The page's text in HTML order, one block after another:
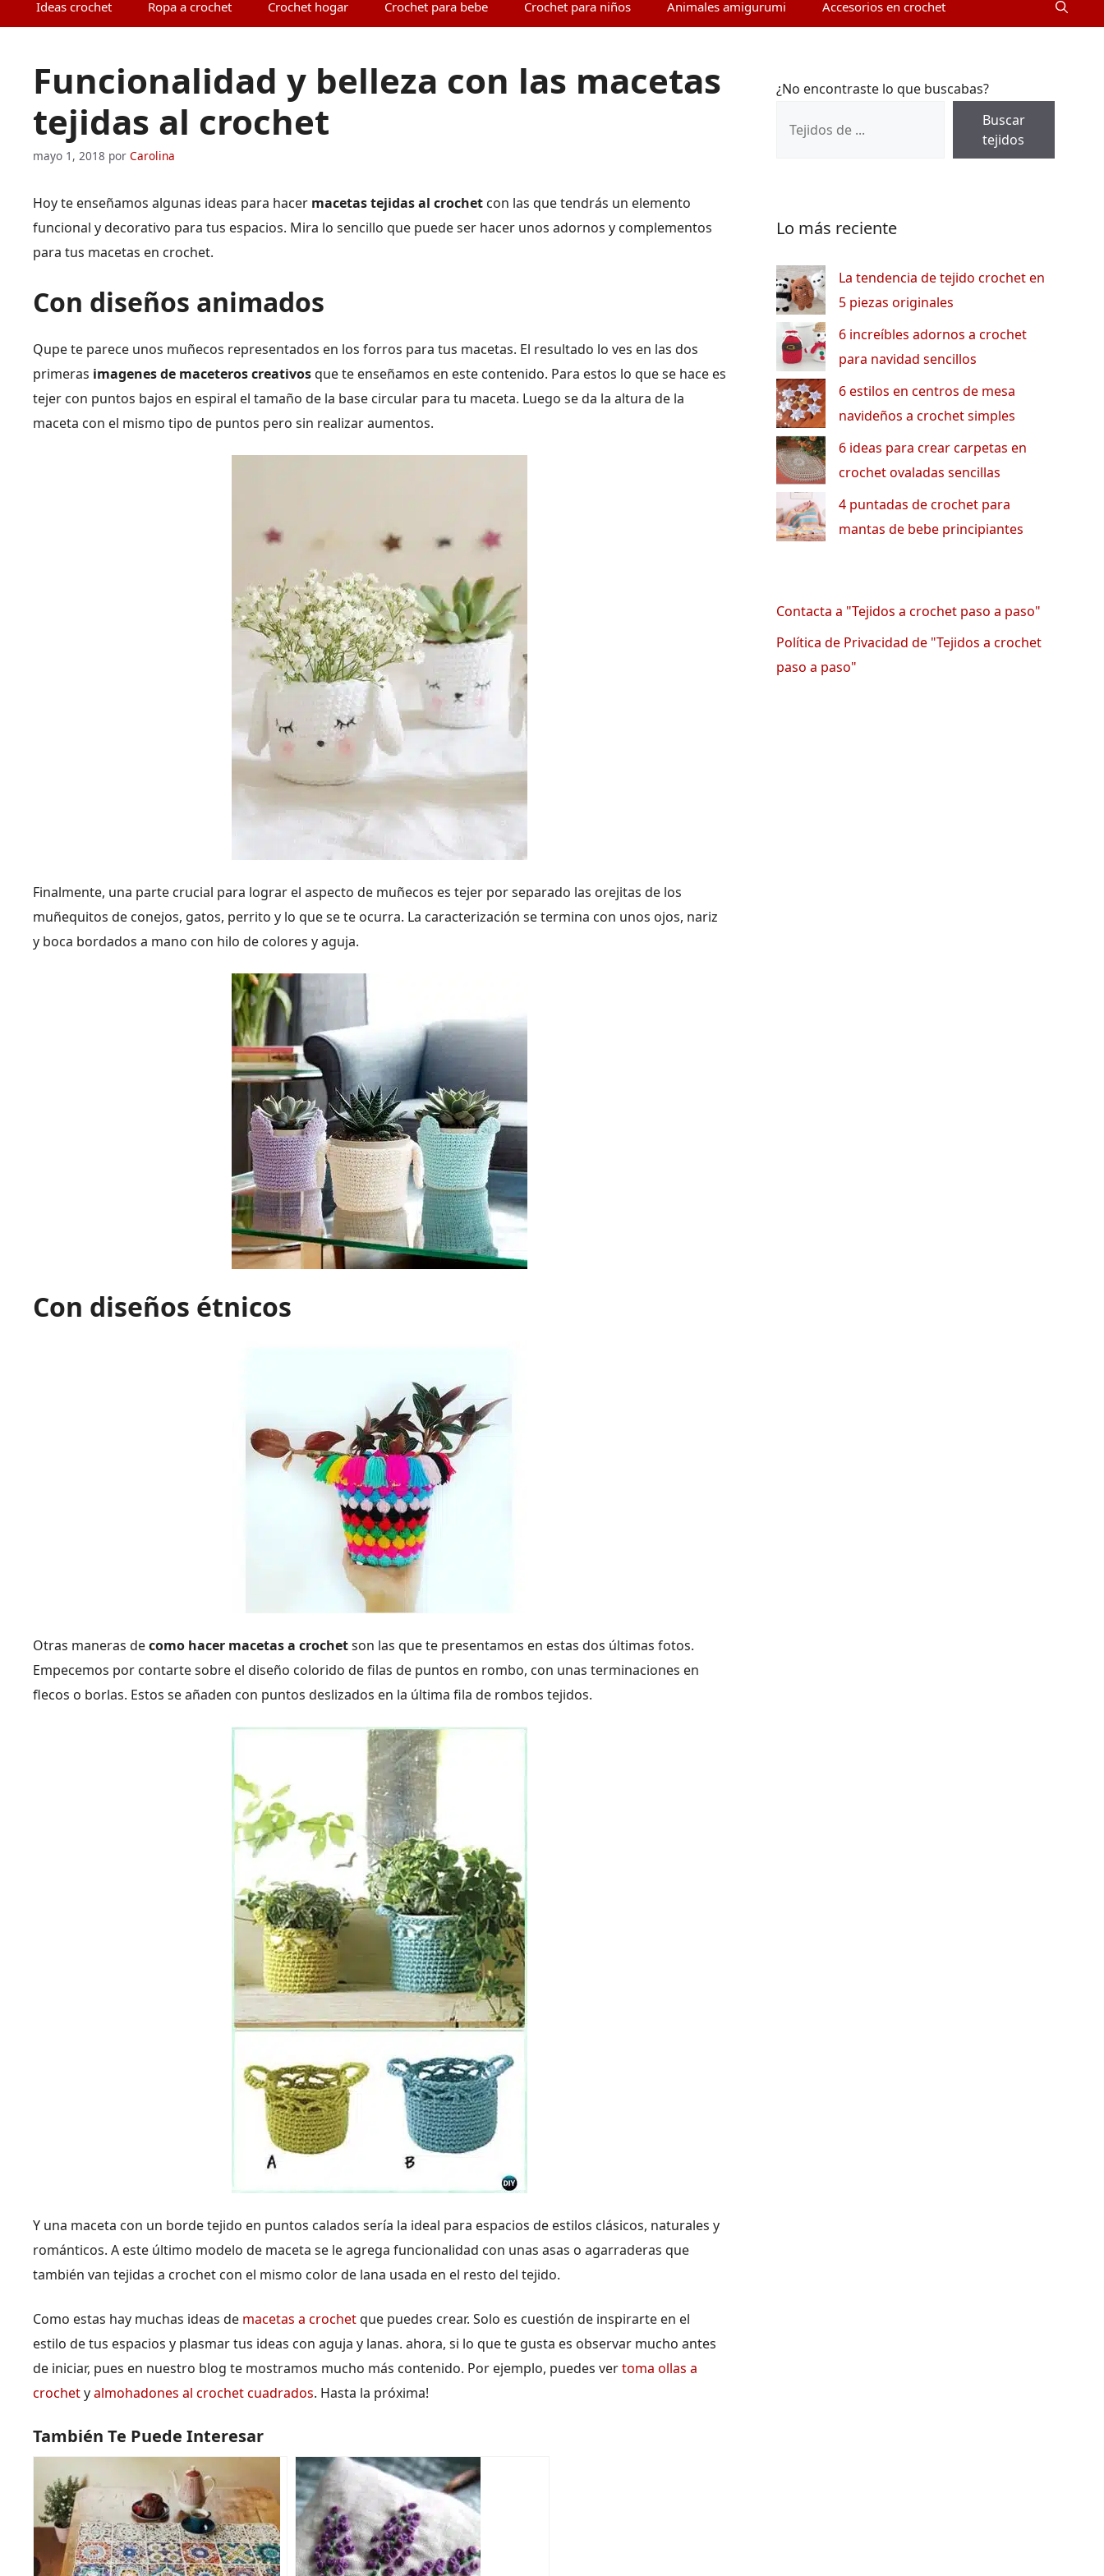
Ideas crochet Ropa a crochet Crochet hogar Crochet para bebe Crochet para niños Animales amigurumi Accesorios en crochet
Funcionalidad y belleza con las macetas
tejidas al crochet
mayo 1, 2018 por Carolina
Hoy te enseñamos algunas ideas para hacer macetas tejidas al crochet con las que tendrás un elemento
funcional y decorativo para tus espacios. Mira lo sencillo que puede ser hacer unos adornos y complementos
para tus macetas en crochet.
Con diseños animados
Qupe te parece unos muñecos representados en los forros para tus macetas. El resultado lo ves en las dos
primeras imagenes de maceteros creativosque te enseñamos en este contenido. Para estos lo que se hace es
tejer con puntos bajos en espiral el tamaño de la base circular para tu maceta. Luego se da la altura de la
maceta con el mismo tipo de puntos pero sin realizar aumentos.
Finalmente, una parte crucial para lograr el aspecto de muñecos es tejer por separado las orejitas de los
muñequitos de conejos, gatos, perrito y lo que se te ocurra. La caracterización se termina con unos ojos, nariz
y boca bordados a mano con hilo de colores y aguja.
Con diseños étnicos
Otras maneras decomo hacer macetas a crochetson las que te presentamos en estas dos últimas fotos.
Empecemos por contarte sobre el diseño colorido de filas de puntos en rombo, con unas terminaciones en
flecos o borlas. Estos se añaden con puntos deslizados en la última fila de rombos tejidos.
Y una maceta con un borde tejido en puntos calados sería la ideal para espacios de estilos clásicos, naturales y
románticos. A este último modelo de maceta se le agrega funcionalidad con unas asas o agarraderas que
también van tejidas a crochet con el mismo color de lana usada en el resto del tejido.
Como estas hay muchas ideas de macetas a crochetque puedes crear. Solo es cuestión de inspirarte en el
estilo de tus espacios y plasmar tus ideas con aguja y lanas. ahora, si lo que te gusta es observar mucho antes
de iniciar, pues en nuestro blog te mostramos mucho más contenido. Por ejemplo, puedes vertoma ollas a
crochetyalmohadones al crochet cuadrados. Hasta la próxima!
También Te Puede Interesar
¿No encontraste lo que buscabas?
Buscar
tejidos
Lo más reciente
La tendencia de tejido crochet en
5 piezas originales
6 increíbles adornos a crochet
para navidad sencillos
6 estilos en centros de mesa
navideños a crochet simples
6 ideas para crear carpetas en
crochet ovaladas sencillas
4 puntadas de crochet para
mantas de bebe principiantes
Contacta a "Tejidos a crochet paso a paso"
Política de Privacidad de "Tejidos a crochet
paso a paso"